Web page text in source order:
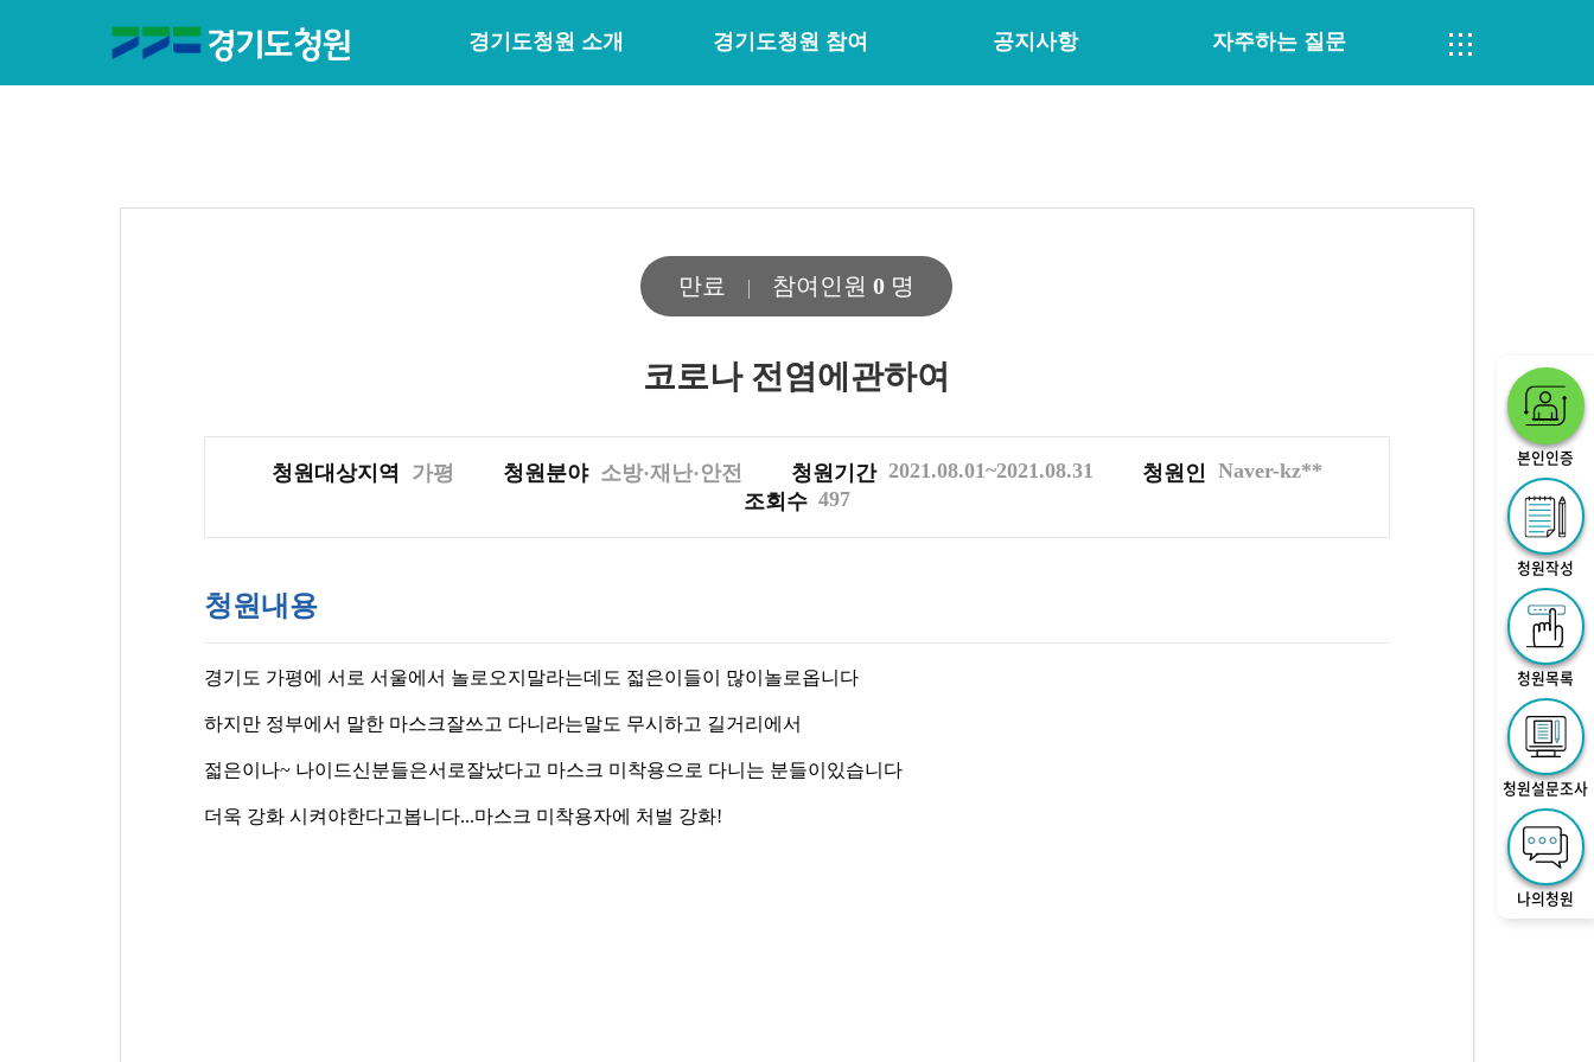
경기도청원 소개 경기도청원 참여 공지사항 자주하는 질문
본인인증
청원작성
청원목록
청원설문조사
나의청원
만료 참여인원0 명
코로나 전염에관하여
청원대상지역 가평 청원분야 소방·재난·안전 청원기간 2021.08.01~2021.08.31 청원인 Naver-kz**
조회수 497
청원내용
경기도 가평에 서로 서울에서 놀로오지말라는데도 젋은이들이 많이놀로옵니다
하지만 정부에서 말한 마스크잘쓰고 다니라는말도 무시하고 길거리에서
젋은이나~ 나이드신분들은서로잘났다고 마스크 미착용으로 다니는 분들이있습니다
더욱 강화 시켜야한다고봅니다...마스크 미착용자에 처벌 강화!